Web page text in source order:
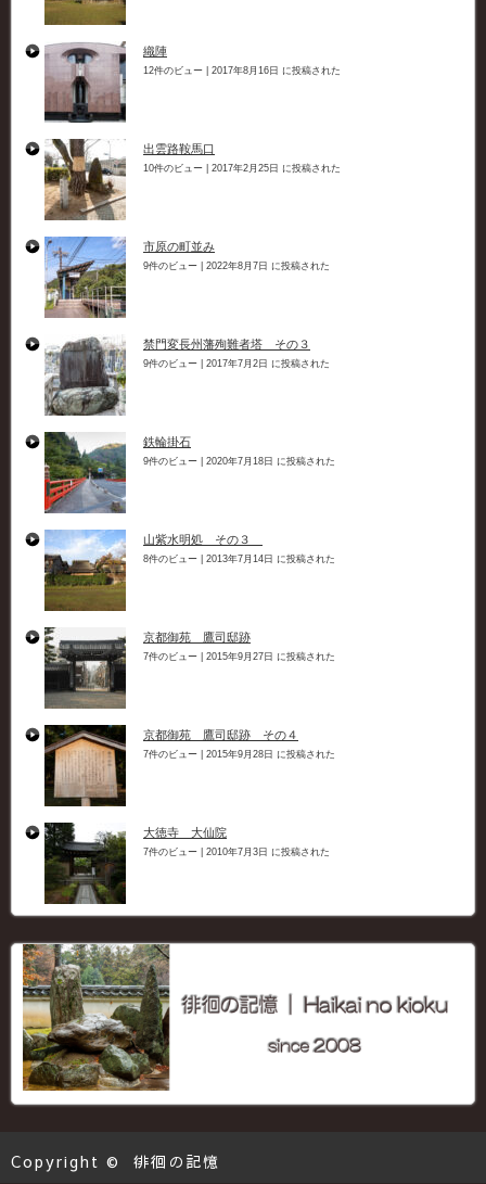
織陣
12件のビュー 2017年8月16日 に投稿された
出雲路鞍馬口
10件のビュー 2017年2月25日 に投稿された
市原の町並み
9件のビュー 2022年8月7日 に投稿された
禁門変長州藩殉難者塔 その３
9件のビュー 2017年7月2日 に投稿された
鉄輪掛石
9件のビュー 2020年7月18日 に投稿された
山紫水明処 その３
8件のビュー 2013年7月14日 に投稿された
京都御苑 鷹司邸跡
7件のビュー 2015年9月27日 に投稿された
京都御苑 鷹司邸跡 その４
7件のビュー 2015年9月28日 に投稿された
大徳寺 大仙院
7件のビュー 2010年7月3日 に投稿された
Copyright © 徘徊の記憶